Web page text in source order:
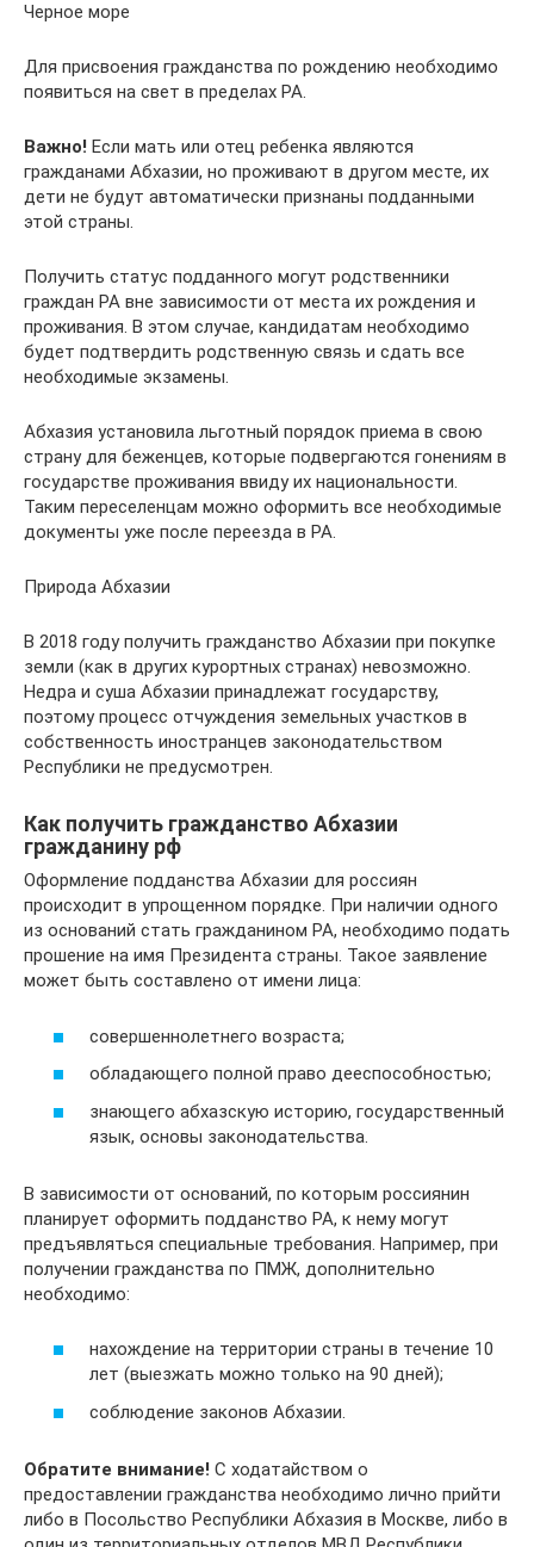
Черное море
Для присвоения гражданства по рождению необходимо
появиться на свет в пределах РА.
Важно! Если мать или отец ребенка являются
гражданами Абхазии, но проживают в другом месте, их
дети не будут автоматически признаны подданными
этой страны.
Получить статус подданного могут родственники
граждан РА вне зависимости от места их рождения и
проживания. В этом случае, кандидатам необходимо
будет подтвердить родственную связь и сдать все
необходимые экзамены.
Абхазия установила льготный порядок приема в свою
страну для беженцев, которые подвергаются гонениям в
государстве проживания ввиду их национальности.
Таким переселенцам можно оформить все необходимые
документы уже после переезда в РА.
Природа Абхазии
В 2018 году получить гражданство Абхазии при покупке
земли (как в других курортных странах) невозможно.
Недра и суша Абхазии принадлежат государству,
поэтому процесс отчуждения земельных участков в
собственность иностранцев законодательством
Республики не предусмотрен.
Как получить гражданство Абхазии
гражданину рф
Оформление подданства Абхазии для россиян
происходит в упрощенном порядке. При наличии одного
из оснований стать гражданином РА, необходимо подать
прошение на имя Президента страны. Такое заявление
может быть составлено от имени лица:
совершеннолетнего возраста;
обладающего полной право дееспособностью;
знающего абхазскую историю, государственный
язык, основы законодательства.
В зависимости от оснований, по которым россиянин
планирует оформить подданство РА, к нему могут
предъявляться специальные требования. Например, при
получении гражданства по ПМЖ, дополнительно
необходимо:
нахождение на территории страны в течение 10
лет (выезжать можно только на 90 дней);
соблюдение законов Абхазии.
Обратите внимание! С ходатайством о
предоставлении гражданства необходимо лично прийти
либо в Посольство Республики Абхазия в Москве, либо в